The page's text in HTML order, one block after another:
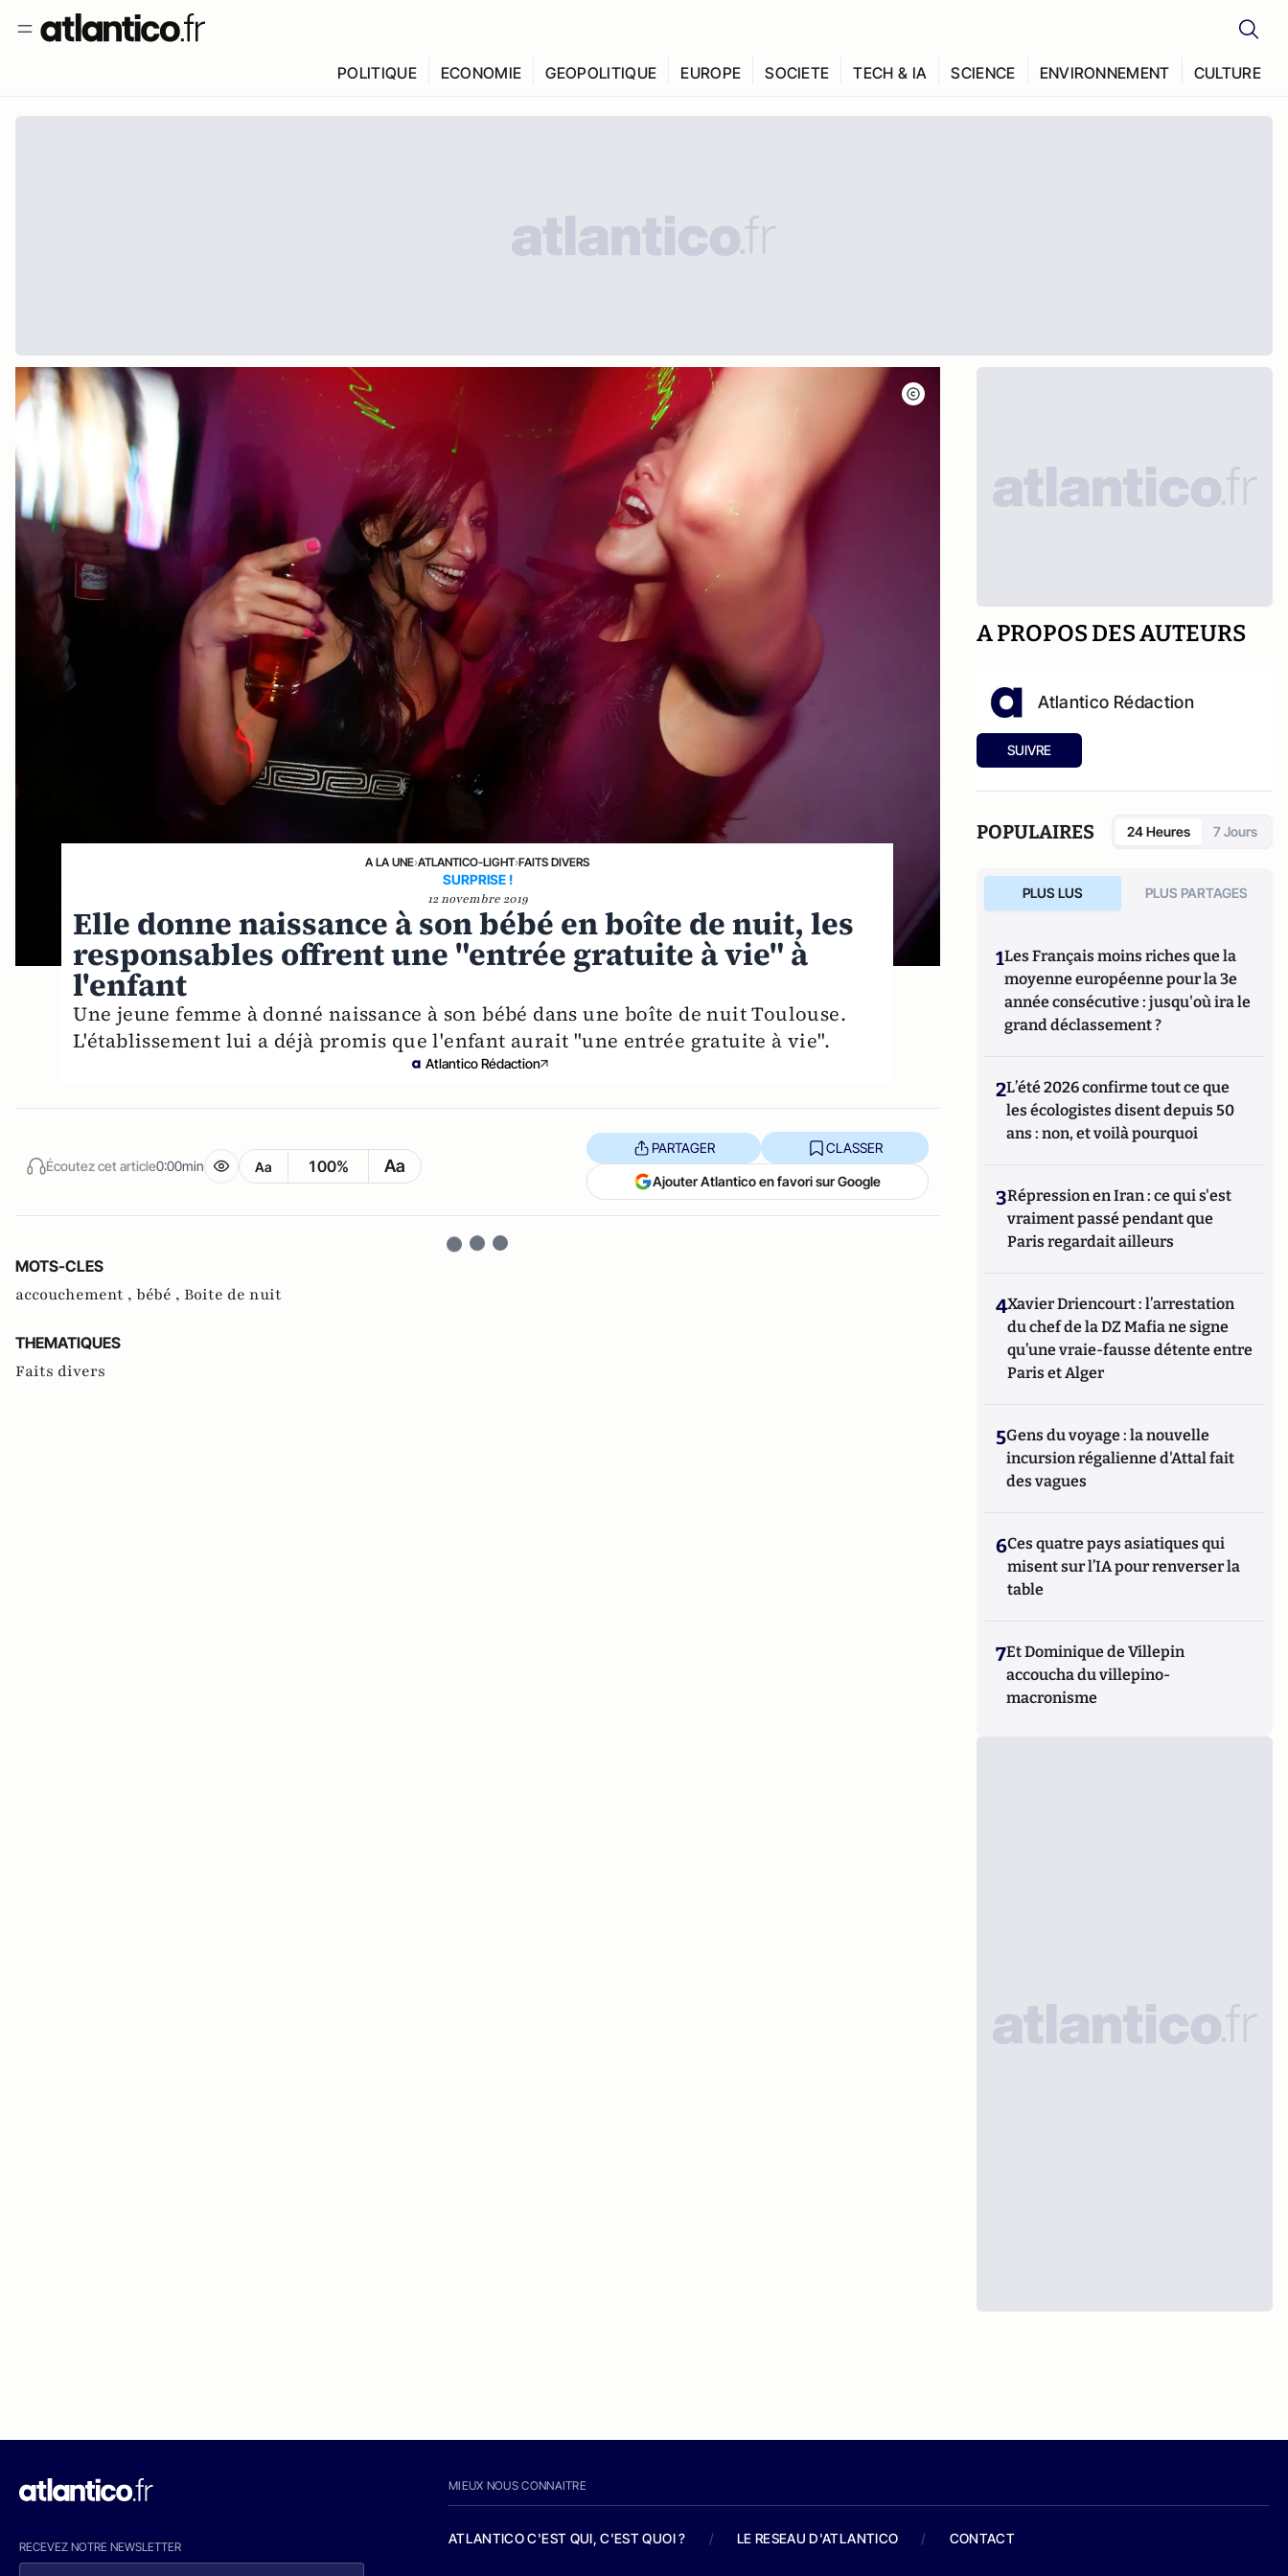
POLITIQUE ECONOMIE GEOPOLITIQUE EUROPE SOCIETE TECH & IA SCIENCE ENVIRONNEMENT CULTURE
A LA UNE›ATLANTICO-LIGHT›FAITS DIVERS
SURPRISE !
12 novembre 2019
Elle donne naissance à son bébé en boîte de nuit, les
responsables offrent une "entrée gratuite à vie" à
l'enfant
Une jeune femme à donné naissance à son bébé dans une boîte de nuit Toulouse.
L'établissement lui a déjà promis que l'enfant aurait "une entrée gratuite à vie".
Atlantico Rédaction
Écoutez cet article0:00min Aa 100% Aa
PARTAGER CLASSER
Ajouter Atlantico en favori sur Google
MOTS-CLES
accouchement , bébé , Boite de nuit
THEMATIQUES
Faits divers
A PROPOS DES AUTEURS
Atlantico Rédaction
SUIVRE
POPULAIRES 24 Heures 7 Jours
PLUS LUS PLUS PARTAGES
1Les Français moins riches que la
moyenne européenne pour la 3e
année consécutive : jusqu'où ira le
grand déclassement ?
2L’été 2026 confirme tout ce que
les écologistes disent depuis 50
ans : non, et voilà pourquoi
3Répression en Iran : ce qui s'est
vraiment passé pendant que
Paris regardait ailleurs
4Xavier Driencourt : l’arrestation
du chef de la DZ Mafia ne signe
qu’une vraie-fausse détente entre
Paris et Alger
5Gens du voyage : la nouvelle
incursion régalienne d'Attal fait
des vagues
6Ces quatre pays asiatiques qui
misent sur l’IA pour renverser la
table
7Et Dominique de Villepin
accoucha du villepino-
macronisme
RECEVEZ NOTRE NEWSLETTER
MIEUX NOUS CONNAITRE
ATLANTICO C'EST QUI, C'EST QUOI ? / LE RESEAU D'ATLANTICO / CONTACT